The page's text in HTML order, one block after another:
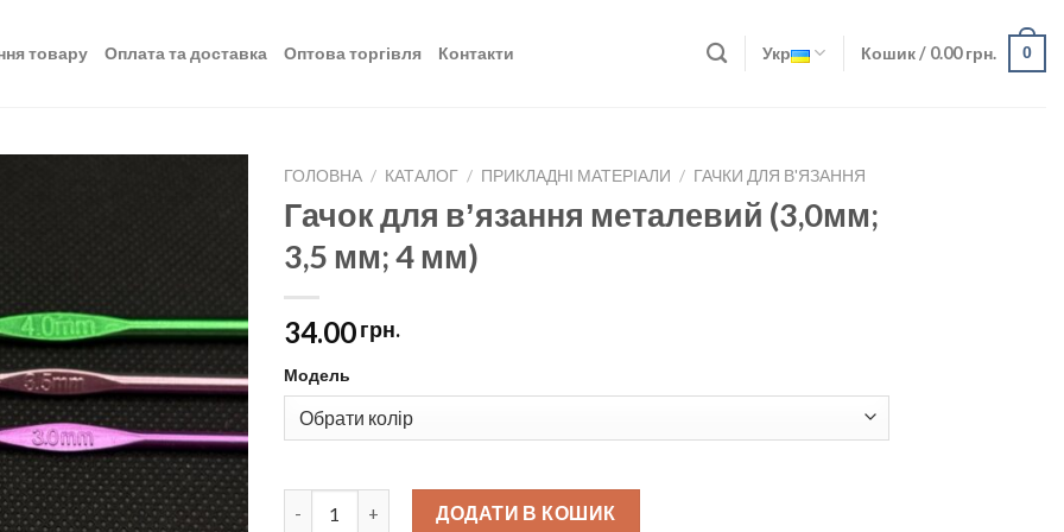
товару Оплата та доставка Оптова торгівля Контакти Укр Кошик / 0.00грн. 0
ГОЛОВНА / КАТАЛОГ / ПРИКЛАДНІ МАТЕРІАЛИ / ГАЧКИ ДЛЯ В'ЯЗАННЯ
Гачок для вʼязання металевий (3,0мм;
3,5 мм; 4 мм)
34.00грн.
Модель
Гачок для вʼязання металевий (3,0мм; 3,5 мм; 4 мм) quantity
ДОДАТИ В КОШИК